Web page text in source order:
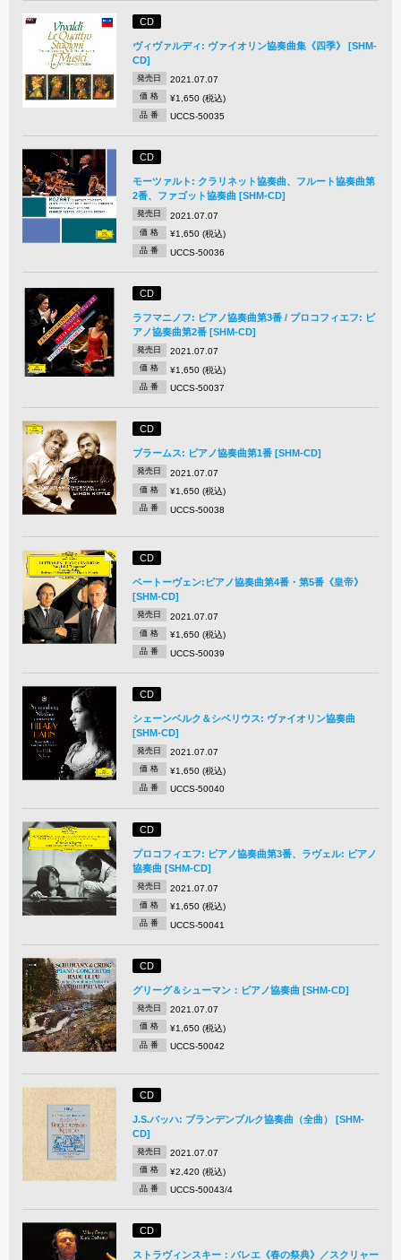
CD
ヴィヴァルディ: ヴァイオリン協奏曲集《四季》 [SHM-
CD]
発売日 2021.07.07
価 格 ¥1,650 (税込)
品 番 UCCS-50035
CD
モーツァルト: クラリネット協奏曲、フルート協奏曲第
2番、ファゴット協奏曲 [SHM-CD]
発売日 2021.07.07
価 格 ¥1,650 (税込)
品 番 UCCS-50036
CD
ラフマニノフ: ピアノ協奏曲第3番 / プロコフィエフ: ピ
アノ協奏曲第2番 [SHM-CD]
発売日 2021.07.07
価 格 ¥1,650 (税込)
品 番 UCCS-50037
CD
ブラームス: ピアノ協奏曲第1番 [SHM-CD]
発売日 2021.07.07
価 格 ¥1,650 (税込)
品 番 UCCS-50038
CD
ベートーヴェン:ピアノ協奏曲第4番・第5番《皇帝》
[SHM-CD]
発売日 2021.07.07
価 格 ¥1,650 (税込)
品 番 UCCS-50039
CD
シェーンベルク＆シベリウス: ヴァイオリン協奏曲
[SHM-CD]
発売日 2021.07.07
価 格 ¥1,650 (税込)
品 番 UCCS-50040
CD
プロコフィエフ: ピアノ協奏曲第3番、ラヴェル: ピアノ
協奏曲 [SHM-CD]
発売日 2021.07.07
価 格 ¥1,650 (税込)
品 番 UCCS-50041
CD
グリーグ＆シューマン：ピアノ協奏曲 [SHM-CD]
発売日 2021.07.07
価 格 ¥1,650 (税込)
品 番 UCCS-50042
CD
J.S.バッハ: ブランデンブルク協奏曲（全曲） [SHM-
CD]
発売日 2021.07.07
価 格 ¥2,420 (税込)
品 番 UCCS-50043/4
CD
ストラヴィンスキー：バレエ《春の祭典》／スクリャー